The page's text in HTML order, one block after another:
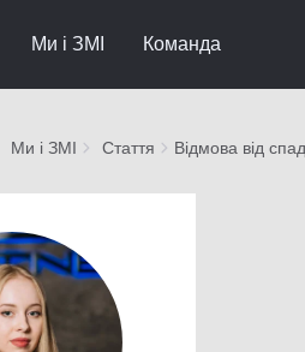
Ми і ЗМІ Команда
Ми і ЗМІ Стаття Відмова від